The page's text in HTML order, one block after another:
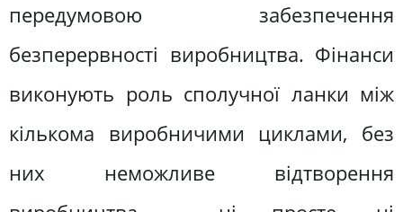
передумовою забезпечення
безперервності виробництва. Фінанси
виконують роль сполучної ланки між
кількома виробничими циклами, без
них неможливе відтворення